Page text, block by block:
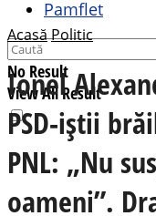
Pamflet
No Result
View All Result
AcasăPolitic
Ionel
PSD-iștii
PNL: „Nu
oameni”.